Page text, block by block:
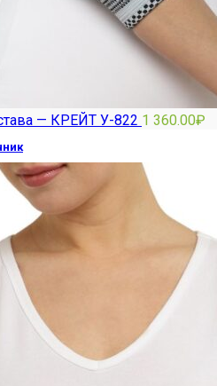
— КРЕЙТ У-822 1 360.00₽